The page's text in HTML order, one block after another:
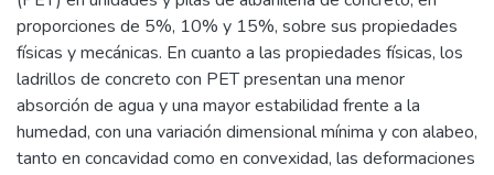
proporciones de 5%, 10% y 15%, sobre sus propiedades
físicas y mecánicas. En cuanto a las propiedades físicas, los
ladrillos de concreto con PET presentan una menor
absorción de agua y una mayor estabilidad frente a la
humedad, con una variación dimensional mínima y con alabeo,
tanto en concavidad como en convexidad, las deformaciones